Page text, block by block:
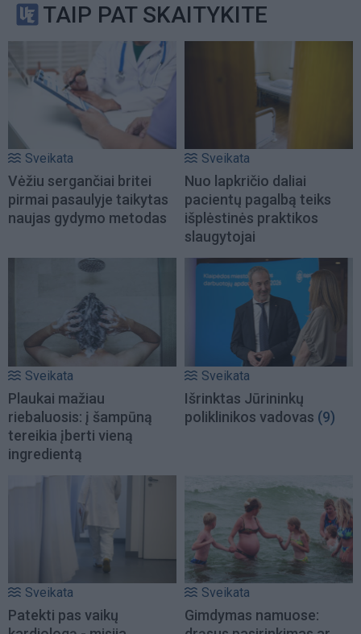
TAIP PAT SKAITYKITE
Sveikata
Vėžiu sergančiai britei
pirmai pasaulyje taikytas
naujas gydymo metodas
Sveikata
Nuo lapkričio daliai
pacientų pagalbą teiks
išplėstinės praktikos
slaugytojai
Sveikata
Plaukai mažiau
riebaluosis: į šampūną
tereikia įberti vieną
ingredientą
Sveikata
Išrinktas Jūrininkų
poliklinikos vadovas (9)
Sveikata
Patekti pas vaikų
Sveikata
Gimdymas namuose: